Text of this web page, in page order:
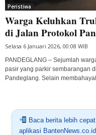
Peristiwa
Warga Keluhkan
di Jalan Protokol
Selasa 6 Januari 2026, 00:08 WIB
PANDEGLANG – Sejumlah
pasir yang parkir sembarangan
Pandeglang. Selain
Baca berita lebih
aplikasi BantenNews.co.id